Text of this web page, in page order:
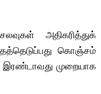
அதிகரித்துக்
கொஞ்சம்
இரண்டாவது முறையாக